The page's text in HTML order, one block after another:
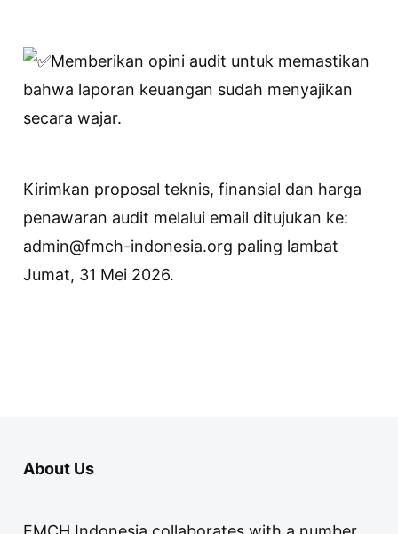
Memberikan opini audit untuk memastikan
bahwa laporan keuangan sudah menyajikan
secara wajar.
Kirimkan proposal teknis, finansial dan harga
penawaran audit melalui email ditujukan ke:
admin@fmch-indonesia.org paling lambat
Jumat, 31 Mei 2026.
About Us